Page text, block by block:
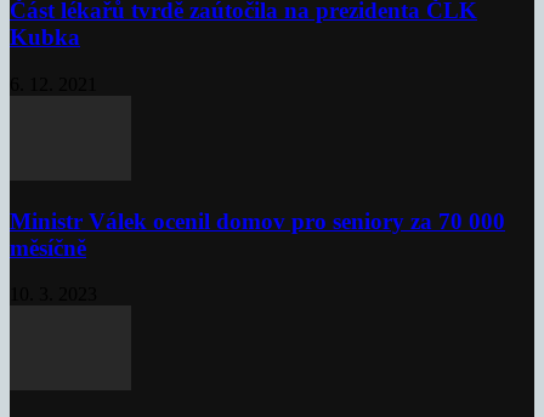
Část lékařů tvrdě zaútočila na prezidenta ČLK
Kubka
Ministr Válek ocenil domov pro seniory za 70 000
měsíčně